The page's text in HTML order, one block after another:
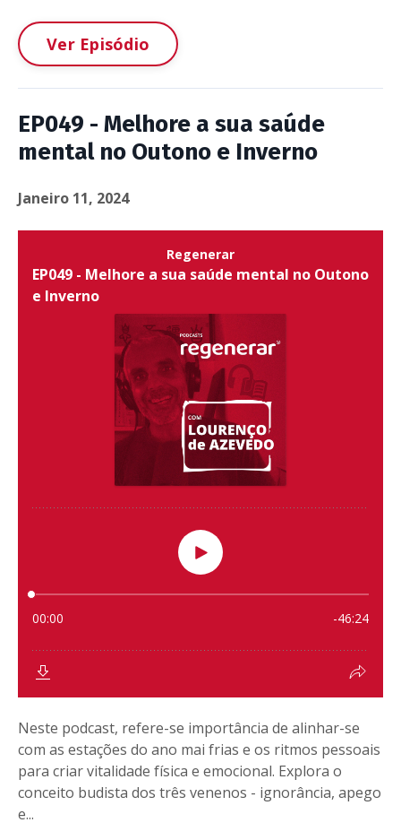
Ver Episódio
EP049 - Melhore a sua saúde
mental no Outono e Inverno
Janeiro 11, 2024
Neste podcast, refere-se importância de alinhar-se
com as estações do ano mai frias e os ritmos pessoais
para criar vitalidade física e emocional. Explora o
conceito budista dos três venenos - ignorância, apego
e...